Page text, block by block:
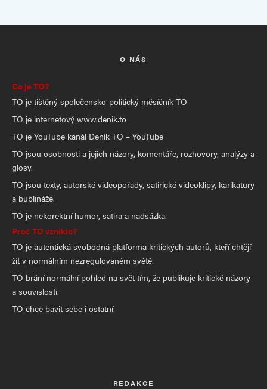
O NÁS
Co je TO?
TO je tištěný společensko-politický měsíčník TO
TO je internetový www.denik.to
TO je YouTube kanál Deník TO – YouTube
TO jsou osobnosti a jejich názory, komentáře, rozhovory, analýzy a
glosy.
TO jsou texty, autorské videopořady, satirické videoklipy, karikatury
a bublináže.
TO je nekorektní humor, satira a nadsázka.
Proč TO vzniklo?
TO je autentická svobodná platforma kritických autorů, kteří chtějí
žít v normálním nezregulovaném světě.
TO brání normální pohled na svět tím, že publikuje kritické názory
a souvislosti.
TO chce bavit sebe i ostatní.
REDAKCE